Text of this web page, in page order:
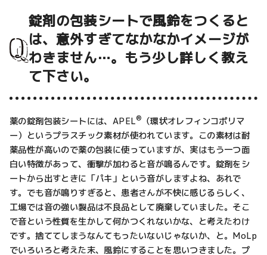
錠剤の包装シートで風鈴をつくると
は、意外すぎてなかなかイメージが
わきません…。もう少し詳しく教え
て下さい。
薬の錠剤包装シートには、APEL® （環状オレフィンコポリマ
ー）というプラスチック素材が使われています。この素材は耐
薬品性が高いので薬の包装に使っていますが、実はもう一つ面
白い特徴があって、衝撃が加わると音が鳴るんです。錠剤をシ
ートから出すときに「パキ」という音がしますよね、あれで
す。でも音が鳴りすぎると、患者さんが不快に感じるらしく、
工場では音の強い製品は不良品として廃棄していました。そこ
で音という性質を生かして何かつくれないかな、と考えたわけ
です。捨ててしまうなんてもったいないじゃないか、と。MoLp
でいろいろと考えた末、風鈴にすることを思いつきました。プ